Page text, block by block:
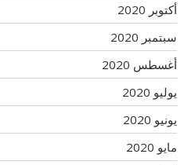
أكتوبر 2020
سبتمبر 2020
أغسطس 2020
يوليو 2020
يونيو 2020
مايو 2020